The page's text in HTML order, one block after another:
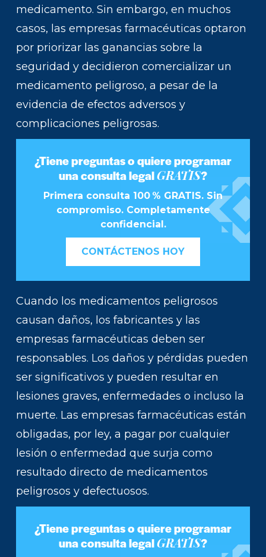
medicamento. Sin embargo, en muchos
casos, las empresas farmacéuticas optaron
por priorizar las ganancias sobre la
seguridad y decidieron comercializar un
medicamento peligroso, a pesar de la
evidencia de efectos adversos y
complicaciones peligrosas.
¿Tiene preguntas o quiere programar
una consulta legalGRATIS?
Primera consulta 100 % GRATIS. Sin
compromiso. Completamente
confidencial.
CONTÁCTENOS HOY
Cuando los medicamentos peligrosos
causan daños, los fabricantes y las
empresas farmacéuticas deben ser
responsables. Los daños y pérdidas pueden
ser significativos y pueden resultar en
lesiones graves, enfermedades o incluso la
muerte. Las empresas farmacéuticas están
obligadas, por ley, a pagar por cualquier
lesión o enfermedad que surja como
resultado directo de medicamentos
peligrosos y defectuosos.
¿Tiene preguntas o quiere programar
una consulta legalGRATIS?